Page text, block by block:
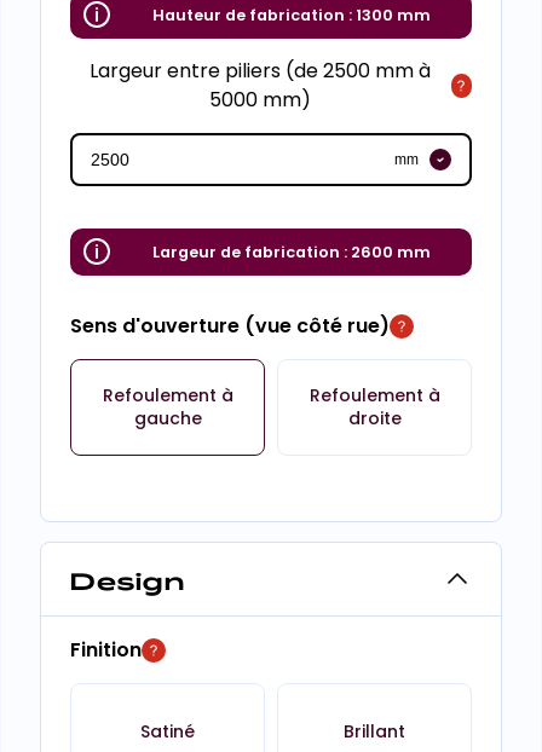
Hauteur de fabrication : 1300 mm
Largeur entre piliers (de 2500 mm à
5000 mm)
mm
Largeur de fabrication : 2600 mm
Sens d'ouverture (vue côté rue)
Refoulement à
gauche
Refoulement à
droite
Design
Finition
Satiné Brillant